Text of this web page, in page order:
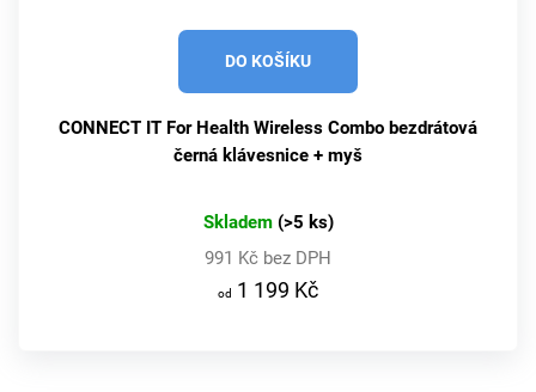
DO KOŠÍKU
CONNECT IT For Health Wireless Combo bezdrátová
černá klávesnice + myš
Skladem (>5 ks)
991 Kč bez DPH
1 199 Kč